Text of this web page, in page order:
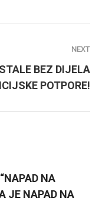
NEXT
BEZ DIJELA
POTPORE!
NA
JE NAPAD NA